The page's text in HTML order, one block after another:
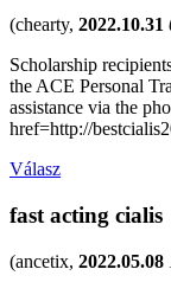
(chearty, 2022.10.31
Scholarship
the ACE Personal
assistance via the
href=http://
Válasz
fast acting cialis
(ancetix, 2022.05.08